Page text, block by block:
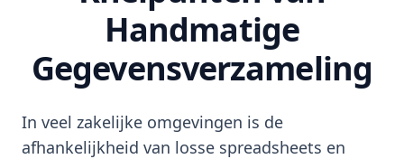
Handmatige
Gegevensverzameling
In veel zakelijke omgevingen is de
afhankelijkheid van losse spreadsheets en